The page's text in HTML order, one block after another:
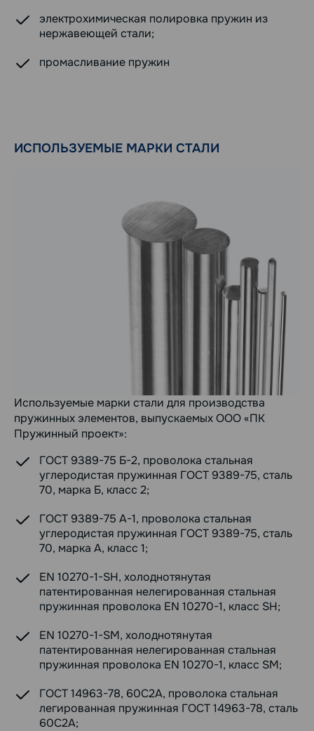
электрохимическая полировка пружин из
нержавеющей стали;
промасливание пружин
ИСПОЛЬЗУЕМЫЕ МАРКИ СТАЛИ
Используемые марки стали для производства
пружинных элементов, выпускаемых ООО «ПК
Пружинный проект»:
ГОСТ 9389-75 Б-2, проволока стальная
углеродистая пружинная ГОСТ 9389-75, сталь
70, марка Б, класс 2;
ГОСТ 9389-75 А-1, проволока стальная
углеродистая пружинная ГОСТ 9389-75, сталь
70, марка А, класс 1;
EN 10270-1-SH, холоднотянутая
патентированная нелегированная стальная
пружинная проволока EN 10270-1, класс SH;
EN 10270-1-SM, холоднотянутая
патентированная нелегированная стальная
пружинная проволока EN 10270-1, класс SM;
ГОСТ 14963-78, 60С2А, проволока стальная
легированная пружинная ГОСТ 14963-78, сталь
60С2А;